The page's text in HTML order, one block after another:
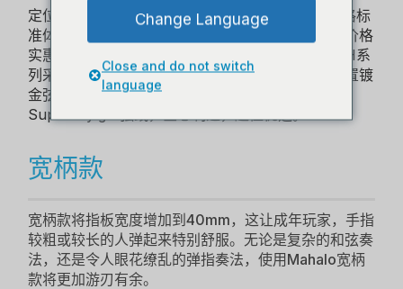
定位为进阶级入门尤克里里的H系列，将我们的严格标
准体现地淋漓尽致。对于想多收藏一款高品质而又价格
实惠的尤克里里的新人或资深玩家，这是必入款。H系
列采用非常独特的高亮光，高透明度的涂装，并配置镀
金弦轴，Graphtech NuBone XB下弦枕，Aquila
Super Nylgut弦线，匠心制造，超值优选。
宽柄款
宽柄款将指板宽度增加到40mm，这让成年玩家，手指
较粗或较长的人弹起来特别舒服。无论是复杂的和弦奏
法，还是令人眼花缭乱的弹指奏法，使用Mahalo宽柄
款将更加游刃有余。
Change Language
Close and do not switch
language